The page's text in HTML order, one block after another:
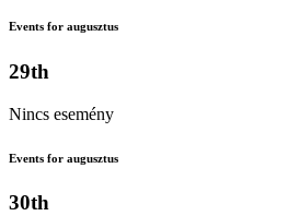
Events for augusztus
29th
Nincs esemény
Events for augusztus
30th